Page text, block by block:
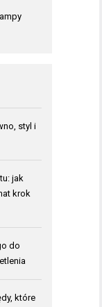
styl i
jak
krok
do
które